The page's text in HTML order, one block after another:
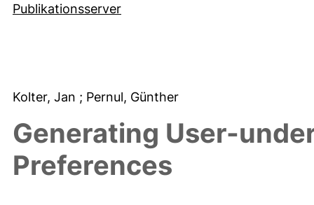
Publikationsserver
Kolter, Jan ; Pernul, Günther
Generating User-
Preferences